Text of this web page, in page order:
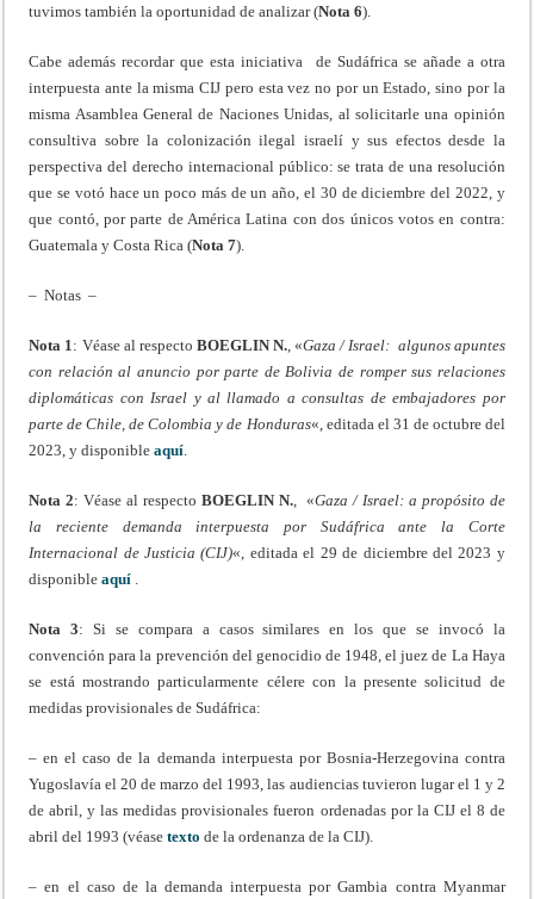
tuvimos también la oportunidad de analizar (Nota 6).
Cabe además recordar que esta iniciativa de Sudáfrica se añade a otra
interpuesta ante la misma CIJ pero esta vez no por un Estado, sino por la
misma Asamblea General de Naciones Unidas, al solicitarle una opinión
consultiva sobre la colonización ilegal israelí y sus efectos desde la
perspectiva del derecho internacional público: se trata de una resolución
que se votó hace un poco más de un año, el 30 de diciembre del 2022, y
que contó, por parte de América Latina con dos únicos votos en contra:
Guatemala y Costa Rica (Nota 7).
– Notas –
Nota 1 : Véase al respecto BOEGLIN N. , «Gaza / Israel: algunos apuntes
con relación al anuncio por parte de Bolivia de romper sus relaciones
diplomáticas con Israel y al llamado a consultas de embajadores por
parte de Chile, de Colombia y de Honduras«, editada el 31 de octubre del
2023, y disponibleaquí
Nota 2: Véase al respectoBOEGLIN N. , «Gaza / Israel: a propósito de
la reciente demanda interpuesta por Sudáfrica ante la Corte
Internacional de Justicia (CIJ)«, editada el 29 de diciembre del 2023 y
disponibleaquí
Nota 3: Si se compara a casos similares en los que se invocó la
convención para la prevención del genocidio de 1948, el juez de La Haya
se está mostrando particularmente célere con la presente solicitud de
medidas provisionales de Sudáfrica:
– en el caso de la demanda interpuesta por Bosnia-Herzegovina contra
Yugoslavía el 20 de marzo del 1993, las audiencias tuvieron lugar el 1 y 2
de abril, y las medidas provisionales fueron ordenadas por la CIJ el 8 de
abril del 1993 (véasetexto de la ordenanza de la CIJ).
– en el caso de la demanda interpuesta por Gambia contra Myanmar